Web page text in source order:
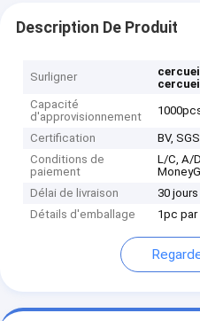
Description De Produit
Surligner
Capacité
d'approvisionnement
Certification
BV, SGS
Conditions de
paiement
L/C, A/
Délai de livraison
30 jours
Détails d'emballage
1pc